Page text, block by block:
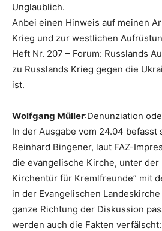
Unglaublich.
Anbei einen Hinweis auf meinen
Krieg und zur westlichen
Heft Nr. 207 – Forum: Russlands
zu Russlands Krieg gegen die
ist.
Wolfgang Müller:Denunziation
In der Ausgabe vom 24.04 befasst
Reinhard Bingener, laut FAZ-
die evangelische Kirche, unter der
Kirchentür für Kremlfreunde” mit
in der Evangelischen
ganze Richtung der Diskussion
werden auch die Fakten verfälscht: